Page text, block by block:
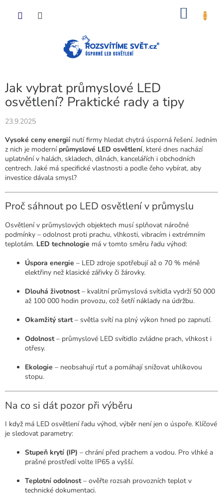
Jak vybrat průmyslové LED
osvětlení? Praktické rady a tipy
23.9.2025
Vysoké ceny energií nutí firmy hledat chytrá úsporná řešení. Jedním
z nich je moderní průmyslové LED osvětlení, které dnes nachází
uplatnění v halách, skladech, dílnách, kancelářích i obchodních
centrech. Jaké má specifické vlastnosti a podle čeho vybírat, aby
investice dávala smysl?
Proč sáhnout po LED osvětlení v průmyslu
Osvětlení v průmyslových objektech musí splňovat náročné
podmínky – odolnost proti prachu, vlhkosti, vibracím i extrémním
teplotám. LED technologie má v tomto směru řadu výhod:
Úspora energie – LED zdroje spotřebují až o 70 % méně
elektřiny než klasické zářivky či žárovky.
Dlouhá životnost– kvalitní průmyslová svítidla vydrží 50 000
až 100 000 hodin provozu, což šetří náklady na údržbu.
Okamžitý start– světla svítí na plný výkon hned po zapnutí.
Odolnost– průmyslové LED svítidlo zvládne prach, vlhkost i
otřesy.
Ekologie – neobsahují rtuť a pomáhají snižovat uhlíkovou
stopu.
Na co si dát pozor při výběru
I když má LED osvětlení řadu výhod, výběr není jen o úspoře. Klíčové
je sledovat parametry:
Stupeň krytí (IP) – chrání před prachem a vodou. Pro vlhké a
prašné prostředí volte IP65 a vyšší.
Teplotní odolnost– ověřte rozsah provozních teplot v
technické dokumentaci.